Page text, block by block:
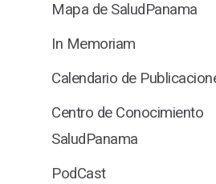
Mapa de SaludPanama
In Memoriam
Calendario de
Centro de Conocimiento
SaludPanama
PodCast